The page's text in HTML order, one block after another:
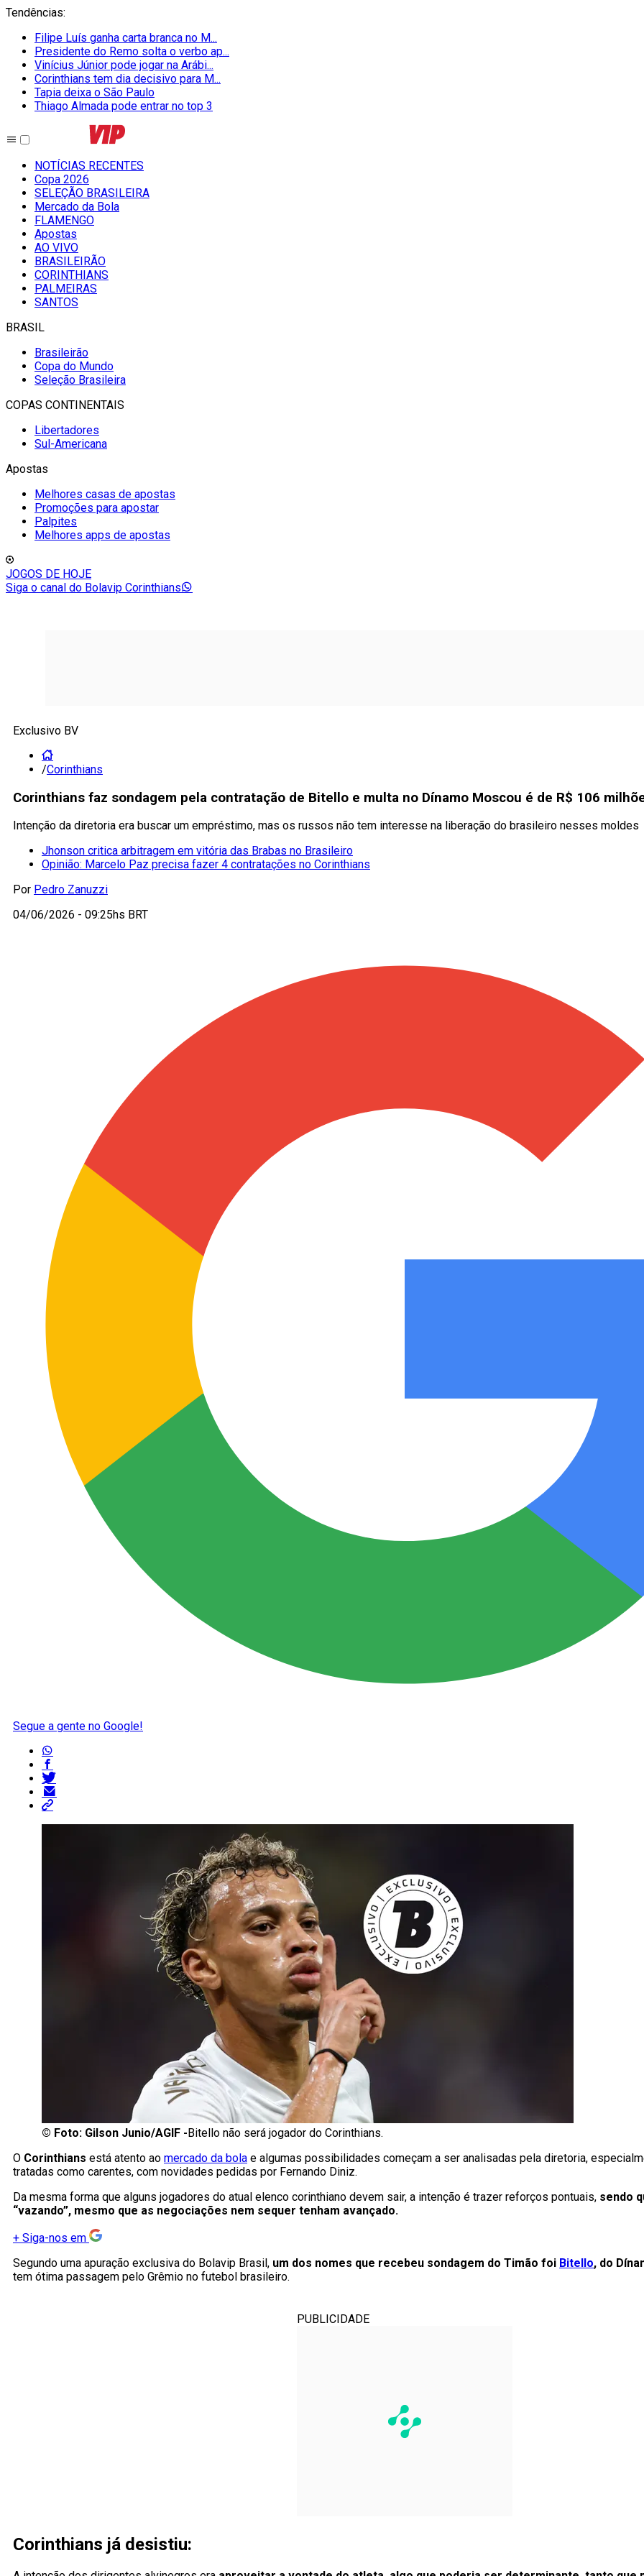
Tendências:
Filipe Luís ganha carta branca no M...
Presidente do Remo solta o verbo ap...
Vinícius Júnior pode jogar na Arábi...
Corinthians tem dia decisivo para M...
Tapia deixa o São Paulo
Thiago Almada pode entrar no top 3
NOTÍCIAS RECENTES
Copa 2026
SELEÇÃO BRASILEIRA
Mercado da Bola
FLAMENGO
Apostas
AO VIVO
BRASILEIRÃO
CORINTHIANS
PALMEIRAS
SANTOS
BRASIL
Brasileirão
Copa do Mundo
Seleção Brasileira
COPAS CONTINENTAIS
Libertadores
Sul-Americana
Apostas
Melhores casas de apostas
Promoções para apostar
Palpites
Melhores apps de apostas
JOGOS DE HOJE
Siga o canal do Bolavip Corinthians
Exclusivo BV
/Corinthians
Corinthians faz sondagem pela contratação de Bitello e multa no Dínamo Moscou é de R$ 106
Intenção da diretoria era buscar um empréstimo, mas os russos não tem interesse na liberação do brasileiro nesses moldes
Jhonson critica arbitragem em vitória das Brabas no Brasileiro
Opinião: Marcelo Paz precisa fazer 4 contratações no Corinthians
Por Pedro Zanuzzi
04/06/2026 - 09:25hs BRT
Segue a gente no Google!
© Foto: Gilson Junio/AGIF - Bitello não será jogador do Corinthians.
O Corinthians está atento ao mercado da bola e algumas possibilidades começam a ser analisadas pela diretoria,
tratadas como carentes, com novidades pedidas por Fernando Diniz.
Da mesma forma que alguns jogadores do atual elenco corinthiano devem sair, a intenção é trazer reforços pontuais, sendo
“vazando”, mesmo que as negociações nem sequer tenham avançado.
+ Siga-nos em
Segundo uma apuração exclusiva do Bolavip Brasil, um dos nomes que recebeu sondagem do Timão foi Bitello, do
tem ótima passagem pelo Grêmio no futebol brasileiro.
PUBLICIDADE
Corinthians já desistiu: